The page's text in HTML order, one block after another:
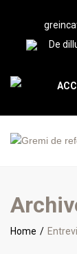
De
Home